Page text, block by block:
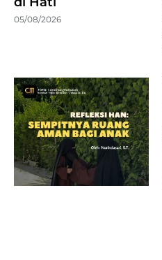
05/08/2026